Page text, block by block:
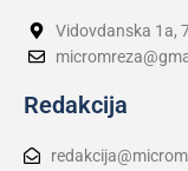
Vidovdanska 1a,
Redakcija